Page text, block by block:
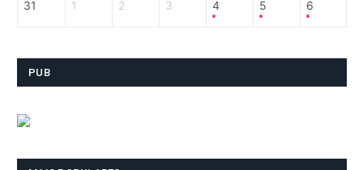
31 1 2 3 4 5 6
PUB